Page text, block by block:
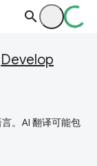
Develop
。AI 翻译可能包